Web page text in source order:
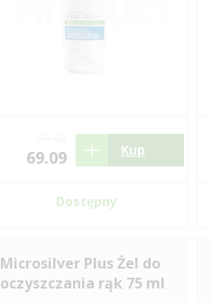
69.09 Kup
Dostępny
Microsilver Plus Żel do
oczyszczania rąk 75 ml